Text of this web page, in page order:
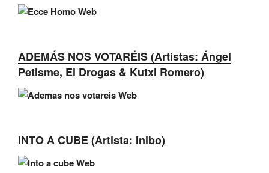
ADEMÁS NOS VOTARÉIS (Artistas: Ángel
Petisme, El Drogas & Kutxi Romero)
INTO A CUBE (Artista: Inibo)